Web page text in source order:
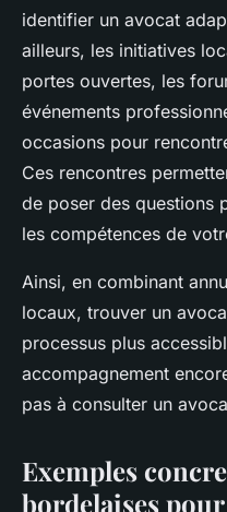
identifier un avocat
ailleurs, les initiatives
portes ouvertes, les
événements
occasions pour
Ces rencontres
de poser des questions
les compétences de
Ainsi, en combinant
locaux, trouver un
processus plus
accompagnement
pas à consulter un
Exemples
bordelaises